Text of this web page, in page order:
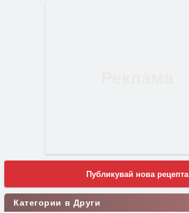
Публикувай нова рецепта
Категории в Други